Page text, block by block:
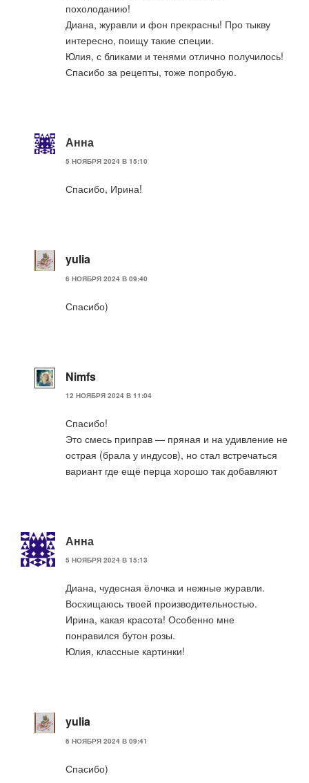
похолоданию!
Диана, журавли и фон прекрасны! Про тыкву
интересно, поищу такие специи.
Юлия, с бликами и тенями отлично получилось!
Спасибо за рецепты, тоже попробую.
Анна
5 НОЯБРЯ 2024 В 15:10
Спасибо, Ирина!
yulia
6 НОЯБРЯ 2024 В 09:40
Спасибо)
Nimfs
12 НОЯБРЯ 2024 В 11:04
Спасибо!
Это смесь приправ — пряная и на удивление не
острая (брала у индусов), но стал встречаться
вариант где ещё перца хорошо так добавляют
Анна
5 НОЯБРЯ 2024 В 15:13
Диана, чудесная ёлочка и нежные журавли.
Восхищаюсь твоей производительностью.
Ирина, какая красота! Особенно мне
понравился бутон розы.
Юлия, классные картинки!
yulia
6 НОЯБРЯ 2024 В 09:41
Спасибо)